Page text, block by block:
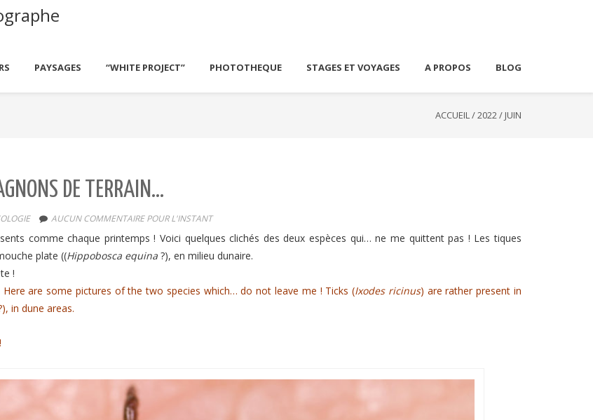
PAYSAGES “WHITE PROJECT” PHOTOTHEQUE STAGES ET VOYAGES A PROPOS BLOG
ACCUEIL/2022/ JUIN
DE TERRAIN…
AUCUN COMMENTAIRE POUR L'INSTANT
comme chaque printemps ! Voici quelques clichés des deux espèces qui… ne me quittent pas ! Les tiques
plate ((Hippobosca equina ?), en milieu dunaire.
!
Here are some pictures of the two species which… do not leave me ! Ticks (Ixodes ricinus) are rather present in
in dune areas.